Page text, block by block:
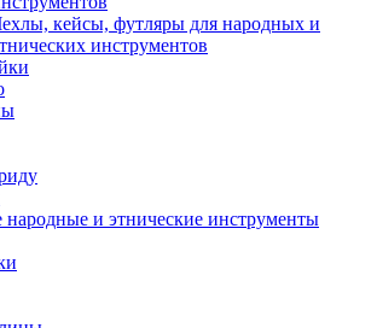
кейсы, футляры для народных и
инструментов
народные и этнические инструменты